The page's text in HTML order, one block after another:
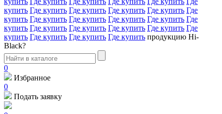
купить Где купить Где купить Где купить Где купить Где
купить Где купить Где купить Где купить Где купить Где
купить Где купить Где купить Где купить Где купить Где
купить Где купить Где купить Где купить продукцию Hi-
Black?
0
Избранное
0
Подать заявку